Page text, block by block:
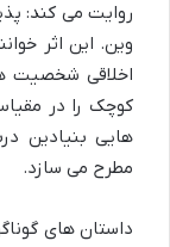
روایت می کند:
وین. این اثر
اخلاقی شخصیت
کوچک را در
هایی بنیادین
مطرح می سازد.
داستان های